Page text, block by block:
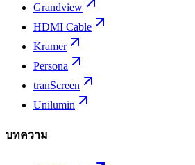
Grandview
HDMI Cable
Kramer
Persona
tranScreen
Unilumin
บทความ